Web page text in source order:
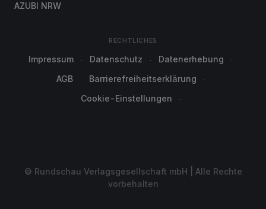
AZUBI NRW
RECHTLICHES
Impressum Datenschutz
Datenerhebung
AGB
Barrierefreiheitserklärung
Cookie-Einstellungen
© Rundschau Verlagsgesellschaft mbH | Alle Rechte
vorbehalten